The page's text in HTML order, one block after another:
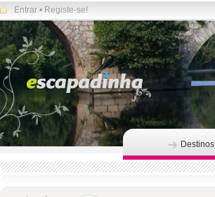
Entrar • Registe-se!
Destinos